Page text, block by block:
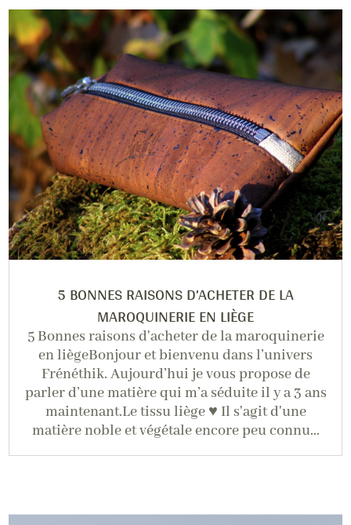
5 BONNES RAISONS D’ACHETER DE LA
MAROQUINERIE EN LIÈGE
5 Bonnes raisons d'acheter de la maroquinerie
en liègeBonjour et bienvenu dans l’univers
Frénéthik. Aujourd’hui je vous propose de
parler d’une matière qui m’a séduite il y a 3 ans
maintenant.Le tissu liège ♥ Il s'agit d'une
matière noble et végétale encore peu connu...